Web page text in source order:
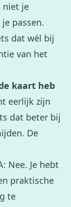
niet je
passen.
dat wél bij
van het
kaart heb
eerlijk zijn
dat beter bij
De
Nee. Je hebt
praktische
te